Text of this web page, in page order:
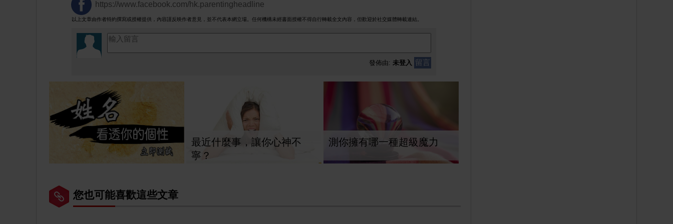
https://www.facebook.com/hk.parentingheadline
以上文章由作者特約撰寫或授權提供，內容謹反映作者意見，並不代表本網立場。任何機構未經書面授權不得自行轉載全文內容，但歡迎於社交媒體轉載連結。
發佈由: 未登入 留言
最近什麼事，讓你心神不
寧？
測你擁有哪一種超級魔力
您也可能喜歡這些文章